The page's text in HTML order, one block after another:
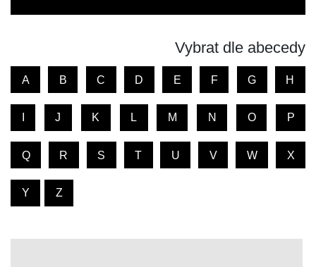
Vybrat dle abecedy
A B C D E F G H
J K L M N O P
Q R S T U V W X
Y Z